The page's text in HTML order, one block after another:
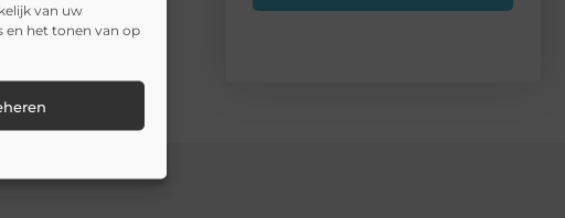
van uw
en het tonen van op